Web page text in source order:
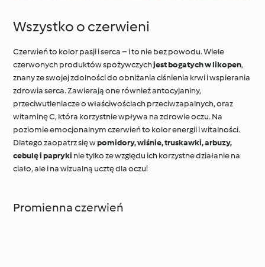
Wszystko o czerwieni
Czerwień to kolor pasji i serca – i to nie bez powodu. Wiele
czerwonych produktów spożywczychjest bogatych w likopen,
znany ze swojej zdolności do obniżania ciśnienia krwi i wspierania
zdrowia serca. Zawierają one również antocyjaniny,
przeciwutleniacze o właściwościach przeciwzapalnych, oraz
witaminę C, która korzystnie wpływa na zdrowie oczu. Na
poziomie emocjonalnym czerwień to kolor energii i witalności.
Dlatego zaopatrz się wpomidory, wiśnie, truskawki, arbuzy,
cebulę i papryki nie tylko ze względu ich korzystne działanie na
ciało, ale i na wizualną ucztę dla oczu!
Promienna czerwień